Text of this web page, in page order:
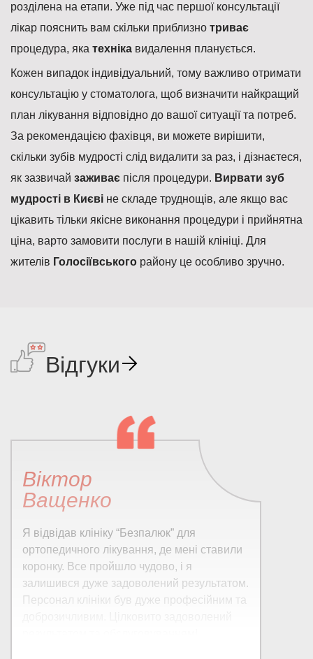
розділена на етапи. Уже під час першої консультації
лікар пояснить вам скільки приблизно триває
процедура, яка техніка видалення планується.
Кожен випадок індивідуальний, тому важливо отримати
консультацію у стоматолога, щоб визначити найкращий
план лікування відповідно до вашої ситуації та потреб.
За рекомендацією фахівця, ви можете вирішити,
скільки зубів мудрості слід видалити за раз, і дізнаєтеся,
як зазвичай заживає після процедури. Вирвати зуб
мудрості в Києві не складе труднощів, але якщо вас
цікавить тільки якісне виконання процедури і прийнятна
ціна, варто замовити послуги в нашій клініці. Для
жителів Голосіївського району це особливо зручно.
Відгуки
Віктор
Ващенко
Я відвідав клініку “Безпалюк” для
ортопедичного лікування, де мені ставили
коронку. Все пройшло чудово, і я
залишився дуже задоволений результатом.
Персонал клініки був дуже професійним та